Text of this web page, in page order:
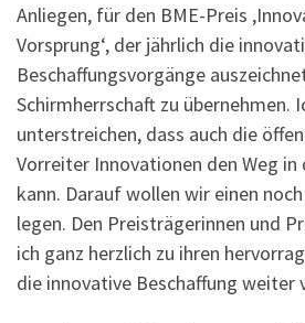
Anliegen, für den BME-Preis
Vorsprung‘, der jährlich die
Beschaffungsvorgänge
Schirmherrschaft zu übernehmen.
unterstreichen, dass auch die
Vorreiter Innovationen den Weg in
kann. Darauf wollen wir einen
legen. Den Preisträgerinnen und
ich ganz herzlich zu ihren
die innovative Beschaffung weiter